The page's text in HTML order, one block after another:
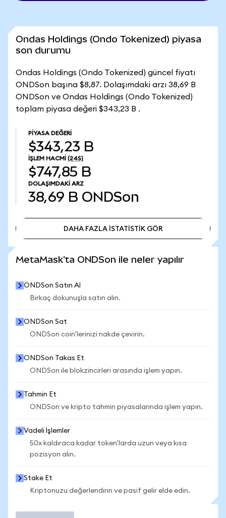
Ondas Holdings (Ondo Tokenized) piyasa
son durumu
Ondas Holdings (Ondo Tokenized) güncel fiyatı
ONDSon başına $8,87. Dolaşımdaki arzı 38,69 B
ONDSon ve Ondas Holdings (Ondo Tokenized)
toplam piyasa değeri $343,23 B .
PIYASA DEĞERI
$343,23 B
İŞLEM HACMI (24S)
$747,85 B
DOLAŞIMDAKI ARZ
38,69 B ONDSon
DAHA FAZLA İSTATİSTİK GÖR
MetaMask'ta ONDSon ile neler yapılır
ONDSon Satın Al
Birkaç dokunuşla satın alın.
ONDSon Sat
ONDSon coin'lerinizi nakde çevirin.
ONDSon Takas Et
ONDSon ile blokzincirleri arasında işlem yapın.
Tahmin Et
ONDSon ve kripto tahmin piyasalarında işlem yapın.
Vadeli İşlemler
50x kaldıraca kadar token'larda uzun veya kısa
pozisyon alın.
Stake Et
Kriptonuzu değerlendirin ve pasif gelir elde edin.